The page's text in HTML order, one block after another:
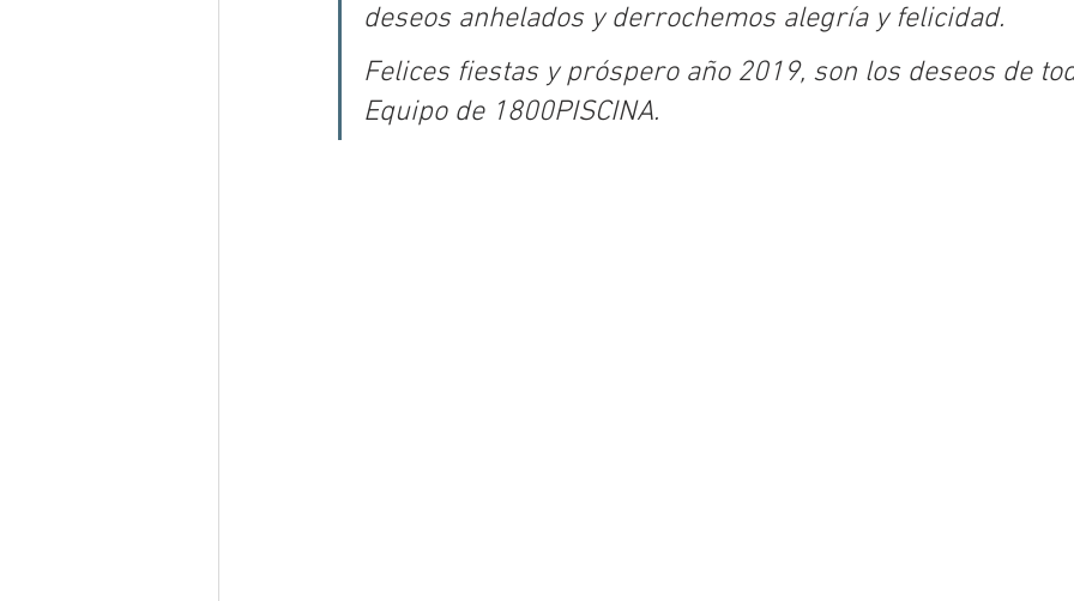
deseos anhelados y derrochemos alegría y felicidad.
Felices fiestas y próspero año 2019, son los deseos de
Equipo de 1800PISCINA.